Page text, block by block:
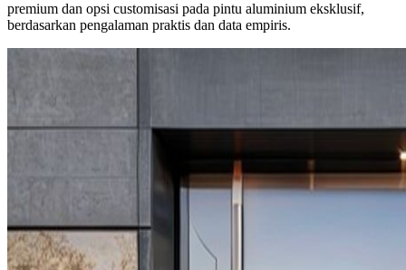
premium dan opsi customisasi pada pintu aluminium eksklusif,
berdasarkan pengalaman praktis dan data empiris.